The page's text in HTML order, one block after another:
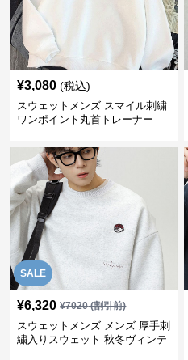
¥3,080 (税込)
スウェットメンズ スマイル刺繍
ワンポイント丸首トレーナー
SALE
¥6,320 ¥7020(割引前)
スウェットメンズ メンズ 厚手刺
繍入りスウェット 秋冬ヴィンテ